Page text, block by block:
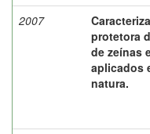
2007
protetora
de zeínas
aplicados
natura.